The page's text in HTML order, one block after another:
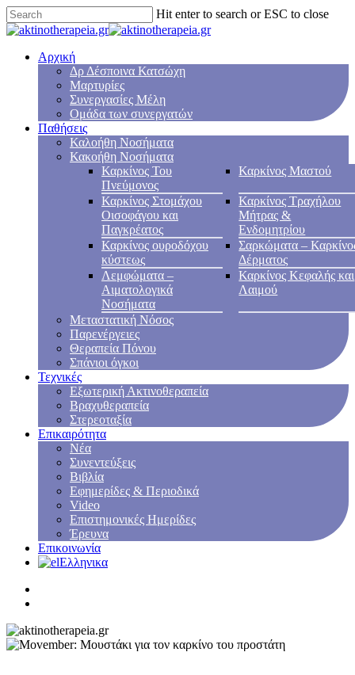
Hit enter to search or ESC to close
Αρχική
Δρ Δέσποινα Κατσώχη
Μαρτυρίες
Συνεργασίες Μέλη
Ομάδα των συνεργατών
Παθήσεις
Καλοήθη Νοσήματα
Κακοήθη Νοσήματα
Καρκίνος Του
Πνεύμονος
Καρκίνος Μαστού
Καρκίνος Στομάχου
Οισοφάγου και
Παγκρέατος
Καρκίνος Τραχήλου
Μήτρας &
Ενδομητρίου
Καρκίνος ουροδόχου
κύστεως
Σαρκώματα –
Δέρματος
Λεμφώματα –
Αιματολογικά
Νοσήματα
Καρκίνος Κεφαλής και
Λαιμού
Μεταστατική Νόσος
Παρενέργειες
Θεραπεία Πόνου
Σπάνιοι όγκοι
Τεχνικές
Εξωτερική Ακτινοθεραπεία
Βραχυθεραπεία
Στερεοταξία
Επικαιρότητα
Νέα
Συνεντεύξεις
Βιβλία
Εφημερίδες & Περιοδικά
Video
Επιστημονικές Ημερίδες
Έρευνα
Επικοινωνία
Ελληνικα